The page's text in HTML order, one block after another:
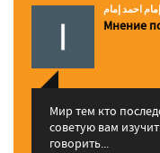
إمام احمد إمام
Мнение
Мир тем кто
советую вам
говорить...